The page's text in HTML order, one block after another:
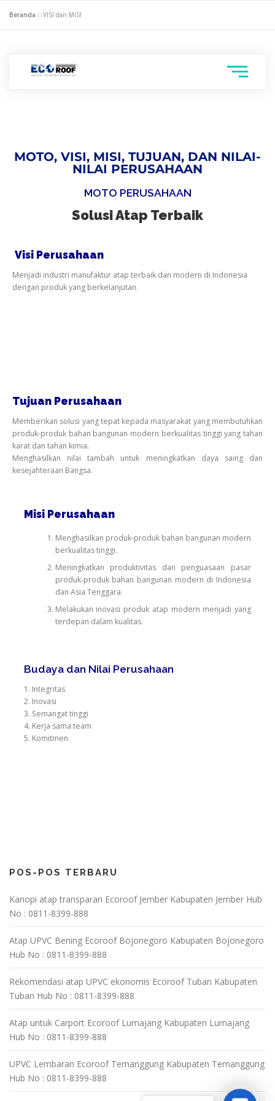
Beranda »VISI dan MISI
MOTO, VISI, MISI, TUJUAN, DAN NILAI-
NILAI PERUSAHAAN
MOTO PERUSAHAAN
Solusi Atap Terbaik
Visi Perusahaan
Menjadi industri manufaktur atap terbaik dan modern di Indonesia
dengan produk yang berkelanjutan.
Tujuan Perusahaan
Memberikan solusi yang tepat kepada masyarakat yang membutuhkan
produk-produk bahan bangunan modern berkualitas tinggi yang tahan
karat dan tahan kimia.
Menghasilkan nilai tambah untuk meningkatkan daya saing dan
kesejahteraan Bangsa.
Misi Perusahaan
Menghasilkan produk-produk bahan bangunan modern
berkualitas tinggi.
Meningkatkan produktivitas dan penguasaan pasar
produk-produk bahan bangunan modern di Indonesia
dan Asia Tenggara.
Melakukan inovasi produk atap modern menjadi yang
terdepan dalam kualitas.
Budaya dan Nilai Perusahaan
1. Integritas
2. Inovasi
3. Semangat tinggi
4. Kerja sama team
5. Komitmen
POS-POS TERBARU
Kanopi atap transparan Ecoroof Jember Kabupaten Jember Hub
No : 0811-8399-888
Atap UPVC Bening Ecoroof Bojonegoro Kabupaten Bojonegoro
Hub No : 0811-8399-888
Rekomendasi atap UPVC ekonomis Ecoroof Tuban Kabupaten
Tuban Hub No : 0811-8399-888
Atap untuk Carport Ecoroof Lumajang Kabupaten Lumajang
Hub No : 0811-8399-888
UPVC Lembaran Ecoroof Temanggung Kabupaten Temanggung
Hub No : 0811-8399-888